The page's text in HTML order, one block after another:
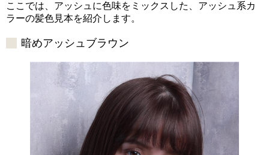
ここでは、アッシュに色味をミックスした、アッシュ系カ
ラーの髪色見本を紹介します。
暗めアッシュブラウン